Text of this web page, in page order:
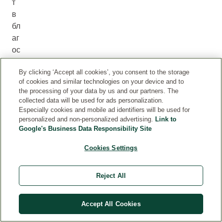
т
в
бл
аг
ос
то
ян
ие
то
на
бе
об
By clicking ‘Accept all cookies’, you consent to the storage
of cookies and similar technologies on your device and to
the processing of your data by us and our partners. The
collected data will be used for ads personalization.
Especially cookies and mobile ad identifiers will be used for
personalized and non-personalized advertising. Link to
Google's Business Data Responsibility Site
Cookies Settings
Reject All
Accept All Cookies